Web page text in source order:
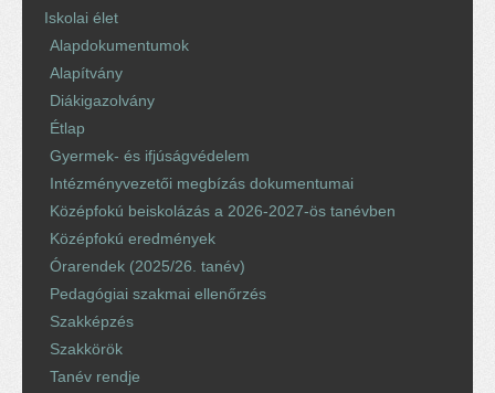
Iskolai élet
Alapdokumentumok
Alapítvány
Diákigazolvány
Étlap
Gyermek- és ifjúságvédelem
Intézményvezetői megbízás dokumentumai
Középfokú beiskolázás a 2026-2027-ös tanévben
Középfokú eredmények
Órarendek (2025/26. tanév)
Pedagógiai szakmai ellenőrzés
Szakképzés
Szakkörök
Tanév rendje